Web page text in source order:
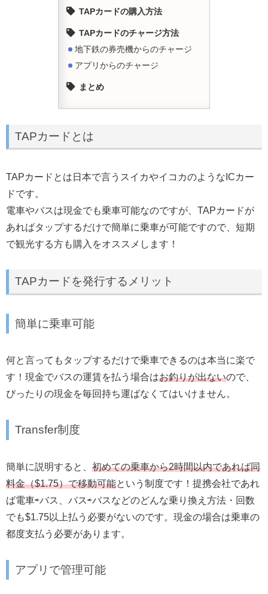
TAPカードの購入方法
TAPカードのチャージ方法
地下鉄の券売機からのチャージ
アプリからのチャージ
まとめ
TAPカードとは
TAPカードとは日本で言うスイカやイコカのようなICカー
ドです。
電車やバスは現金でも乗車可能なのですが、TAPカードが
あればタップするだけで簡単に乗車が可能ですので、短期
で観光する方も購入をオススメします！
TAPカードを発行するメリット
簡単に乗車可能
何と言ってもタップするだけで乗車できるのは本当に楽で
す！現金でバスの運賃を払う場合はお釣りが出ないので、
ぴったりの現金を毎回持ち運ばなくてはいけません。
Transfer制度
簡単に説明すると、 初めての乗車から2時間以内であれば同
料金（$1.75）で移動可能という制度です！提携会社であれ
ば電車⇨バス、バス⇨バスなどのどんな乗り換え方法・回数
でも$1.75以上払う必要がないのです。現金の場合は乗車の
都度支払う必要があります。
アプリで管理可能